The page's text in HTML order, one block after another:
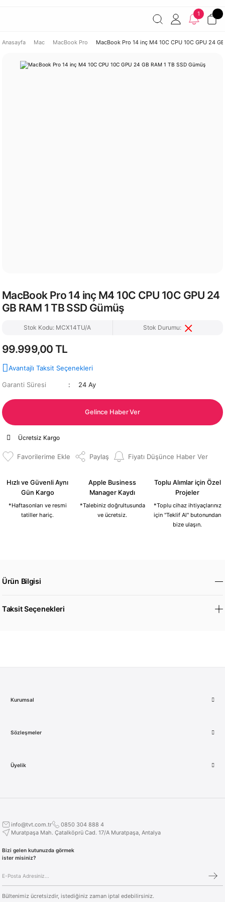
7000 TL ve üzeri
Şirketinize ait cihazları JAMF ile
1
Anasayfa Mac MacBook Pro MacBook Pro 14 inç M4 10C CPU 10C GPU 24
MacBook Pro 14 inç M4 10C CPU 10C GPU 24
GB RAM 1 TB SSD Gümüş
Stok Kodu: MCX14TU/A Stok Durumu:
99.999,00 TL
Avantajlı Taksit Seçenekleri
Garanti Süresi 24 Ay
Gelince Haber Ver
Ücretsiz Kargo
Paylaş Fiyatı Düşünce Haber Ver
Hızlı ve Güvenli Aynı
Gün Kargo
*Haftasonları ve resmi
tatiller hariç.
Apple Business
Manager Kaydı
*Talebiniz doğrultusunda
ve ücretsiz.
Toplu Alımlar için Özel
Projeler
*Toplu cihaz ihtiyaçlarınız
için "Teklif Al" butonundan
bize ulaşın.
Ürün Bilgisi
Taksit Seçenekleri
Kurumsal
Sözleşmeler
Üyelik
info@tvt.com.tr
0850 304 888 4
Muratpaşa Mah. Çatalköprü Cad. 17/A Muratpaşa, Antalya
Bizi gelen kutunuzda görmek
ister misiniz?
Bültenimiz ücretsizdir, istediğiniz zaman iptal edebilirsiniz.